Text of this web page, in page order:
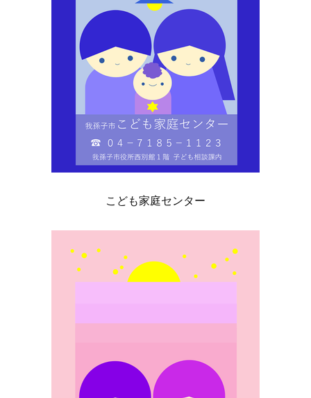
こども家庭センター